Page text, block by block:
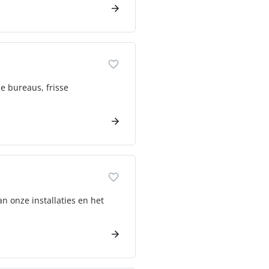
bureaus, frisse
onze installaties en het